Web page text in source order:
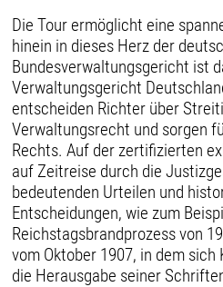
Die Tour ermöglicht eine
hinein in dieses Herz der
Bundesverwaltungsgericht ist
Verwaltungsgericht
entscheiden Richter über
Verwaltungsrecht und sorgen
Rechts. Auf der zertifizierten
auf Zeitreise durch die
bedeutenden Urteilen und
Entscheidungen, wie zum
Reichstagsbrandprozess von
vom Oktober 1907, in dem
die Herausgabe seiner